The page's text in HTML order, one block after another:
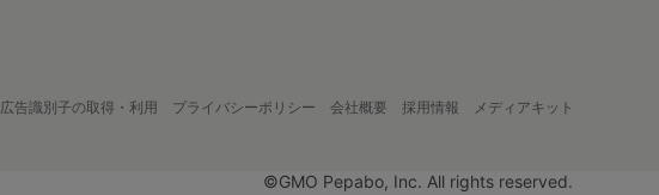
広告識別子の取得・利用 プライバシーポリシー 会社概要 採用情報 メディアキット
©GMO Pepabo, Inc. All rights reserved.